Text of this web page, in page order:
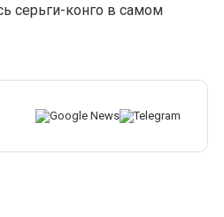
серьги-конго в самом